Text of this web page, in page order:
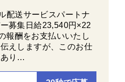
配送サービスパートナ
募集日給23,540円×22
酬をお支払いいたし
えしますが、このお仕
あり…